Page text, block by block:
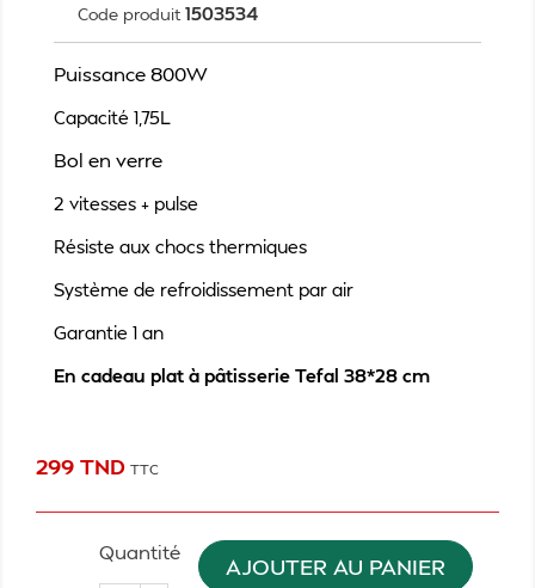
Code produit 1503534
Puissance 800W
Capacité 1,75L
Bol en verre
2 vitesses + pulse
Résiste aux chocs thermiques
Système de refroidissement par air
Garantie 1 an
En cadeau plat à pâtisserie Tefal 38*28 cm
299 TND TTC
Quantité
AJOUTER AU PANIER